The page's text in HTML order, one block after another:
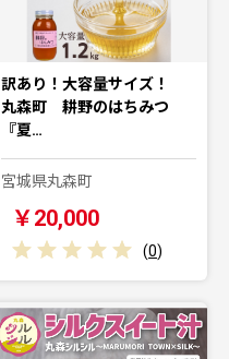
訳あり！大容量サイズ！
丸森町 耕野のはちみつ
『夏…
宮城県丸森町
￥20,000
(0)